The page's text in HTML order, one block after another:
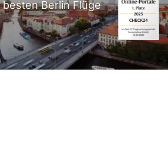
besten Berlin Flüge